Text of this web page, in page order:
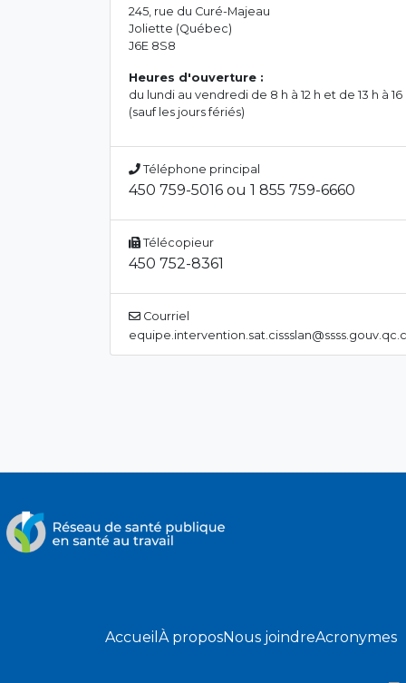
245, rue du Curé-Majeau
Joliette (Québec)
J6E 8S8
Heures d'ouverture :
du lundi au vendredi de 8 h à 12 h et de 13 h à 16
(sauf les jours fériés)
Téléphone principal
450 759-5016 ou 1 855 759-6660
Télécopieur
450 752-8361
Courriel
Accueil À proposNous joindreAcronymes